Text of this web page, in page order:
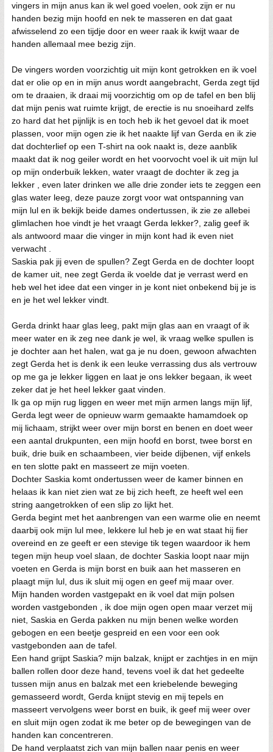
vingers in mijn anus kan ik wel goed voelen, ook zijn er nu
handen bezig mijn hoofd en nek te masseren en dat gaat
afwisselend zo een tijdje door en weer raak ik kwijt waar de
handen allemaal mee bezig zijn.
De vingers worden voorzichtig uit mijn kont getrokken en ik voel
dat er olie op en in mijn anus wordt aangebracht, Gerda zegt tijd
om te draaien, ik draai mij voorzichtig om op de tafel en ben blij
dat mijn penis wat ruimte krijgt, de erectie is nu snoeihard zelfs
zo hard dat het pijnlijk is en toch heb ik het gevoel dat ik moet
plassen, voor mijn ogen zie ik het naakte lijf van Gerda en ik zie
dat dochterlief op een T-shirt na ook naakt is, deze aanblik
maakt dat ik nog geiler wordt en het voorvocht voel ik uit mijn lul
op mijn onderbuik lekken, water vraagt de dochter ik zeg ja
lekker , even later drinken we alle drie zonder iets te zeggen een
glas water leeg, deze pauze zorgt voor wat ontspanning van
mijn lul en ik bekijk beide dames ondertussen, ik zie ze allebei
glimlachen hoe vindt je het vraagt Gerda lekker?, zalig geef ik
als antwoord maar die vinger in mijn kont had ik even niet
verwacht .
Saskia pak jij even de spullen? Zegt Gerda en de dochter loopt
de kamer uit, nee zegt Gerda ik voelde dat je verrast werd en
heb wel het idee dat een vinger in je kont niet onbekend bij je is
en je het wel lekker vindt.
Gerda drinkt haar glas leeg, pakt mijn glas aan en vraagt of ik
meer water en ik zeg nee dank je wel, ik vraag welke spullen is
je dochter aan het halen, wat ga je nu doen, gewoon afwachten
zegt Gerda het is denk ik een leuke verrassing dus als vertrouw
op me ga je lekker liggen en laat je ons lekker begaan, ik weet
zeker dat je het heel lekker gaat vinden.
Ik ga op mijn rug liggen en weer met mijn armen langs mijn lijf,
Gerda legt weer de opnieuw warm gemaakte hamamdoek op
mij lichaam, strijkt weer over mijn borst en benen en doet weer
een aantal drukpunten, een mijn hoofd en borst, twee borst en
buik, drie buik en schaambeen, vier beide dijbenen, vijf enkels
en ten slotte pakt en masseert ze mijn voeten.
Dochter Saskia komt ondertussen weer de kamer binnen en
helaas ik kan niet zien wat ze bij zich heeft, ze heeft wel een
string aangetrokken of een slip zo lijkt het.
Gerda begint met het aanbrengen van een warme olie en neemt
daarbij ook mijn lul mee, lekkere lul heb je en wat staat hij fier
overeind en ze geeft er een stevige tik tegen waardoor ik hem
tegen mijn heup voel slaan, de dochter Saskia loopt naar mijn
voeten en Gerda is mijn borst en buik aan het masseren en
plaagt mijn lul, dus ik sluit mij ogen en geef mij maar over.
Mijn handen worden vastgepakt en ik voel dat mijn polsen
worden vastgebonden , ik doe mijn ogen open maar verzet mij
niet, Saskia en Gerda pakken nu mijn benen welke worden
gebogen en een beetje gespreid en een voor een ook
vastgebonden aan de tafel.
Een hand grijpt Saskia? mijn balzak, knijpt er zachtjes in en mijn
ballen rollen door deze hand, tevens voel ik dat het gedeelte
tussen mijn anus en balzak met een kriebelende beweging
gemasseerd wordt, Gerda knijpt stevig en mij tepels en
masseert vervolgens weer borst en buik, ik geef mij weer over
en sluit mijn ogen zodat ik me beter op de bewegingen van de
handen kan concentreren.
De hand verplaatst zich van mijn ballen naar penis en weer